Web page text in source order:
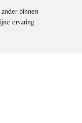
binnen
ervaring